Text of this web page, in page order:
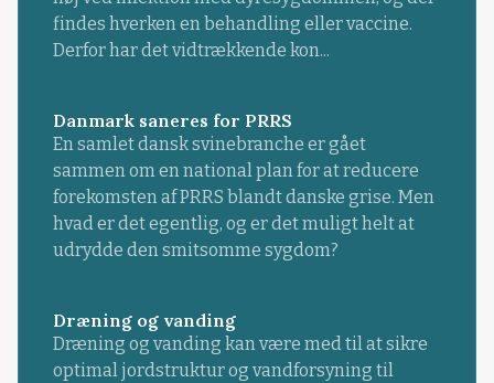
findes hverken en behandling eller vaccine.
Derfor har det vidtrækkende kon...
Danmark saneres for PRRS
En samlet dansk svinebranche er gået
sammen om en national plan for at reducere
forekomsten af PRRS blandt danske grise. Men
hvad er det egentlig, og er det muligt helt at
udrydde den smitsomme sygdom?
Dræning og vanding
Dræning og vanding kan være med til at sikre
optimal jordstruktur og vandforsyning til